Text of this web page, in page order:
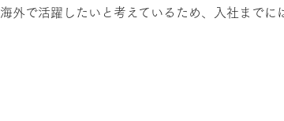
で活躍したいと考えているため、入社まで